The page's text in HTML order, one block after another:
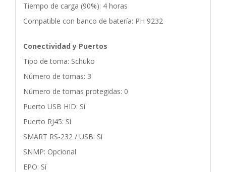
Tiempo de carga (90%): 4 horas
Compatible con banco de batería: PH 9232
Conectividad y Puertos
Tipo de toma: Schuko
Número de tomas: 3
Número de tomas protegidas: 0
Puerto USB HID: Sí
Puerto RJ45: Sí
SMART RS-232 / USB: Sí
SNMP: Opcional
EPO: Sí